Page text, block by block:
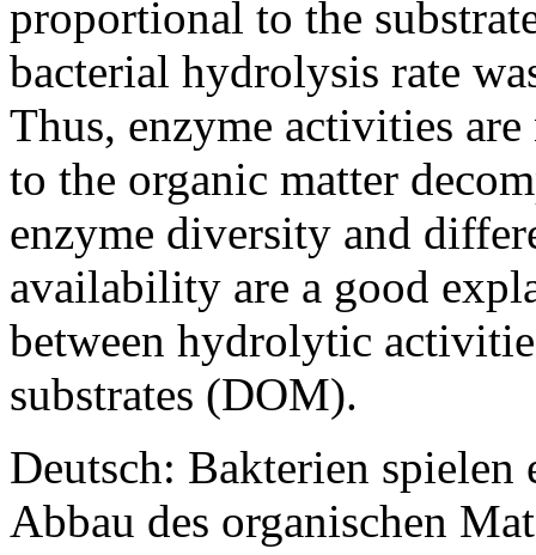
proportional to the
bacterial hydrolysis rate
Thus, enzyme activities
to the organic matter
enzyme diversity and
availability are a good
between hydrolytic
substrates (DOM).
Deutsch: Bakterien spielen
Abbau des organischen